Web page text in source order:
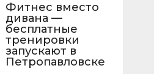
Фитнес вместо
дивана —
бесплатные
тренировки
запускают в
Петропавловске